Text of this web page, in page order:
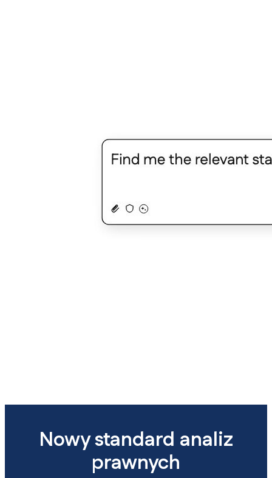
Nowy standard analiz
prawnych